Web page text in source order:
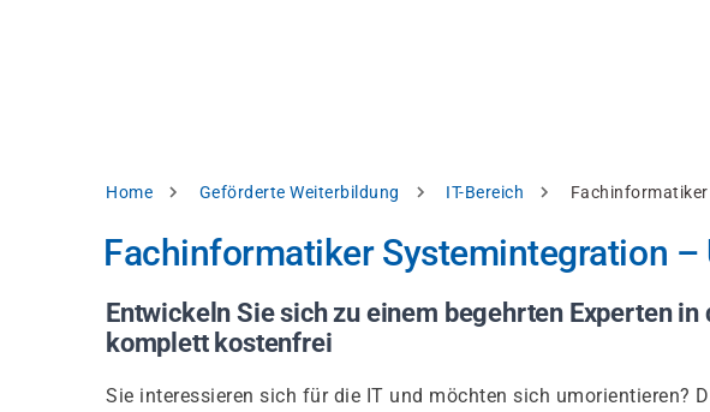
Pfadnavigation
Home Geförderte Weiterbildung IT-Bereich
Fachinformatiker Systemintegration –
Entwickeln Sie sich zu einem begehrten Experten
komplett kostenfrei
Sie interessieren sich für die IT und möchten sich umorientieren?